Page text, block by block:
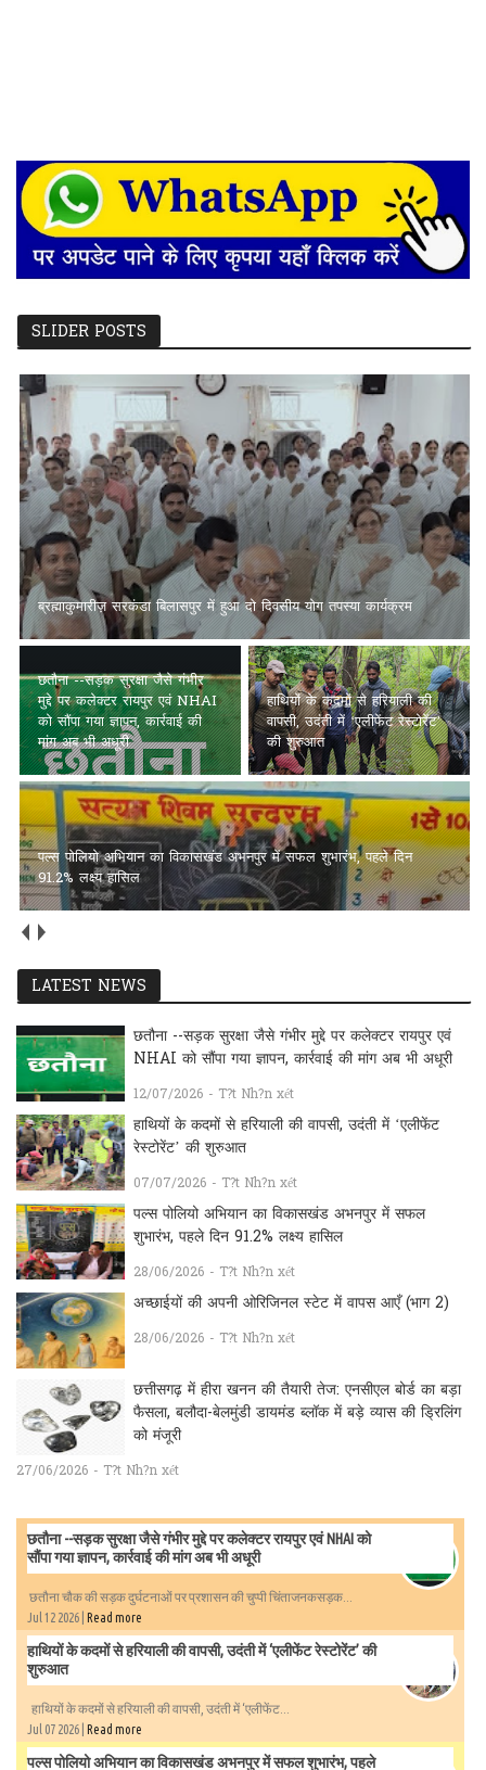
SLIDER POSTS
छतौना --सड़क सुरक्षा जैसे गंभीर मुद्दे पर कलेक्टर रायपुर एवं NHAI को सौंपा
गया ज्ञापन, कार्रवाई की मांग अब भी अधूरी
हाथियों के कदमों से हरियाली की
वापसी, उदंती में ‘एलीफेंट रेस्टोरेंट’
की शुरुआत
पल्स पोलियो अभियान का
विकासखंड अभनपुर में सफल
शुभारंभ, पहले दिन 91.2% लक्ष्य
हासिल
अच्छाईयों की अपनी ओरिजिनल स्टेट में वापस आएँ (भाग 2)
LATEST NEWS
छतौना --सड़क सुरक्षा जैसे गंभीर मुद्दे पर कलेक्टर रायपुर एवं
NHAI को सौंपा गया ज्ञापन, कार्रवाई की मांग अब भी अधूरी
12/07/2026 - T?t Nh?n xét
हाथियों के कदमों से हरियाली की वापसी, उदंती में ‘एलीफेंट
रेस्टोरेंट’ की शुरुआत
07/07/2026 - T?t Nh?n xét
पल्स पोलियो अभियान का विकासखंड अभनपुर में सफल
शुभारंभ, पहले दिन 91.2% लक्ष्य हासिल
28/06/2026 - T?t Nh?n xét
अच्छाईयों की अपनी ओरिजिनल स्टेट में वापस आएँ (भाग 2)
28/06/2026 - T?t Nh?n xét
छत्तीसगढ़ में हीरा खनन की तैयारी तेज: एनसीएल बोर्ड का बड़ा
फैसला, बलौदा-बेलमुंडी डायमंड ब्लॉक में बड़े व्यास की ड्रिलिंग
को मंजूरी
27/06/2026 - T?t Nh?n xét
छतौना --सड़क सुरक्षा जैसे गंभीर मुद्दे पर कलेक्टर रायपुर एवं NHAI को
सौंपा गया ज्ञापन, कार्रवाई की मांग अब भी अधूरी
छतौना चौक की सड़क दुर्घटनाओं पर प्रशासन की चुप्पी चिंताजनकसड़क...
Jul 12 2026 | Read more
हाथियों के कदमों से हरियाली की वापसी, उदंती में ‘एलीफेंट रेस्टोरेंट’ की
शुरुआत
हाथियों के कदमों से हरियाली की वापसी, उदंती में ‘एलीफेंट...
Jul 07 2026 | Read more
पल्स पोलियो अभियान का विकासखंड अभनपुर में सफल शुभारंभ, पहले